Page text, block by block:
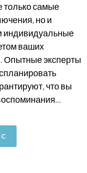
только самые
но и
индивидуальные
ваших
Опытные эксперты
что вы